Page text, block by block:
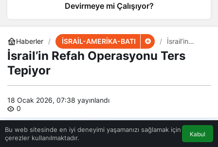
Devirmeye mi Çalışıyor?
Haberler İSRAİL-AMERİKA-BATI
İsrail’in
Refah
Operasyonu
İsrail’in Refah Operasyonu Ters
Tepiyor
18 Ocak 2026, 07:38 yayınlandı
0
Bu web sitesinde en iyi deneyimi yaşamanızı sağlamak için
çerezler kullanılmaktadır.
Kabul
Anasayfa Akış Trafik